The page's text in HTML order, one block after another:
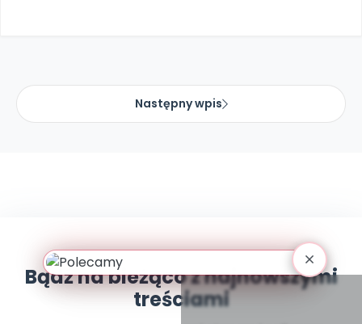
Następny wpis
Bądź na bieżąco z najnowszymi
treściami